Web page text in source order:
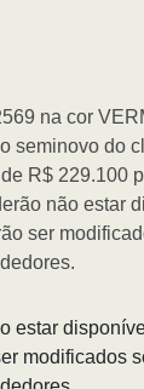
na cor
seminovo do
R$ 229.100
não estar
ser
estar
modificados